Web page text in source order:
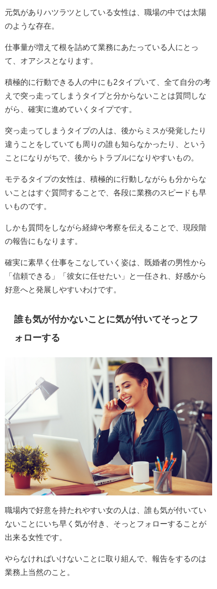
元気がありハツラツとしている女性は、職場の中では太陽
のような存在。
仕事量が増えて根を詰めて業務にあたっている人にとっ
て、オアシスとなります。
積極的に行動できる人の中にも2タイプいて、全て自分の考
えで突っ走ってしまうタイプと分からないことは質問しな
がら、確実に進めていくタイプです。
突っ走ってしまうタイプの人は、後からミスが発覚したり
違うことをしていても周りの誰も知らなかったり、という
ことになりがちで、後からトラブルになりやすいもの。
モテるタイプの女性は、積極的に行動しながらも分からな
いことはすぐ質問することで、各段に業務のスピードも早
いものです。
しかも質問をしながら経緯や考察を伝えることで、現段階
の報告にもなります。
確実に素早く仕事をこなしていく姿は、既婚者の男性から
「信頼できる」「彼女に任せたい」と一任され、好感から
好意へと発展しやすいわけです。
誰も気が付かないことに気が付いてそっとフ
ォローする
職場内で好意を持たれやすい女の人は、誰も気が付いてい
ないことにいち早く気が付き、そっとフォローすることが
出来る女性です。
やらなければいけないことに取り組んで、報告をするのは
業務上当然のこと。